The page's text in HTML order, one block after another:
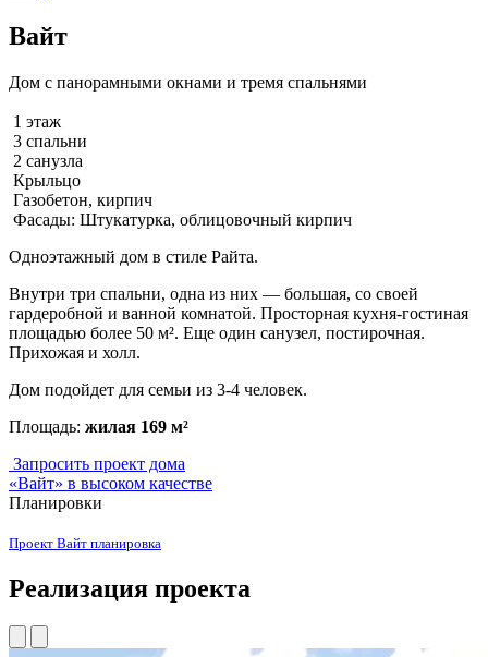
Вайт
Дом с панорамными окнами и тремя спальнями
1 этаж
3 спальни
2 санузла
Крыльцо
Газобетон, кирпич
Фасады: Штукатурка, облицовочный кирпич
Одноэтажный дом в стиле Райта.
Внутри три спальни, одна из них — большая, со своей
гардеробной и ванной комнатой. Просторная кухня-гостиная
площадью более 50 м². Еще один санузел, постирочная.
Прихожая и холл.
Дом подойдет для семьи из 3-4 человек.
Площадь: жилая 169 м²
Запросить проект дома
«Вайт» в высоком качестве
Планировки
Проект Вайт планировка
Реализация проекта